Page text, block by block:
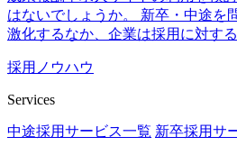
はないでしょうか。 新卒・中途を
激化するなか、企業は採用に対す
採用ノウハウ
Services
中途採用サービス一覧 新卒採用サ